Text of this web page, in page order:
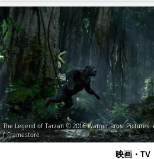
The Legend of Tarzan © 2016 Warner Bros.
f Framestore
映画・TV